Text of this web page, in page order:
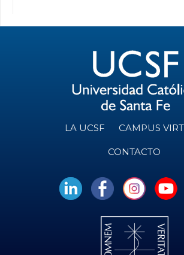
LA UCSF CAMPUS
CONTACTO